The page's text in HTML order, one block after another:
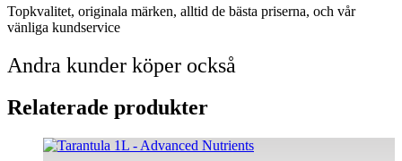
Topkvalitet, originala märken, alltid de bästa priserna, och vår
vänliga kundservice
Andra kunder köper också
Relaterade produkter